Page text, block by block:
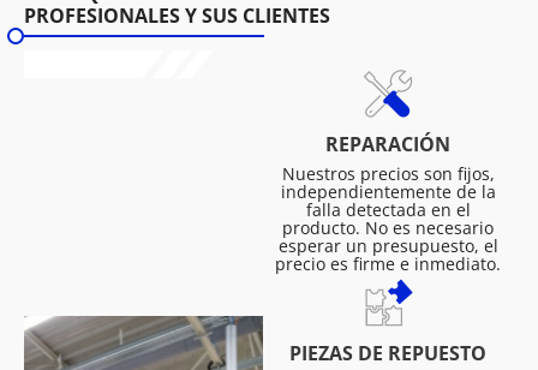
PROFESIONALES Y SUS CLIENTES
REPARACIÓN
Nuestros precios son fijos,
independientemente de la
falla detectada en el
producto. No es necesario
esperar un presupuesto, el
precio es firme e inmediato.
PIEZAS DE REPUESTO